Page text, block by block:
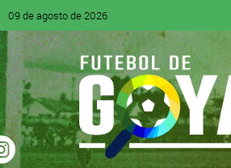
09 de agosto de 2026